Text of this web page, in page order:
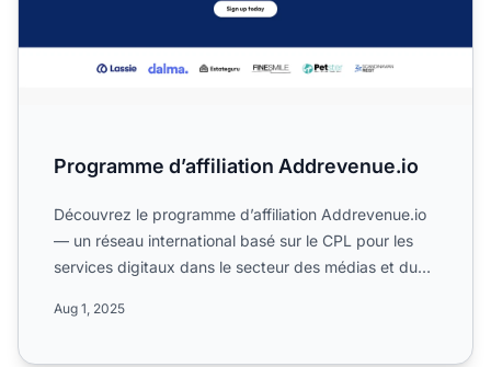
Programme d’affiliation Addrevenue.io
Découvrez le programme d’affiliation Addrevenue.io
— un réseau international basé sur le CPL pour les
services digitaux dans le secteur des médias et du
Aug 1, 2025